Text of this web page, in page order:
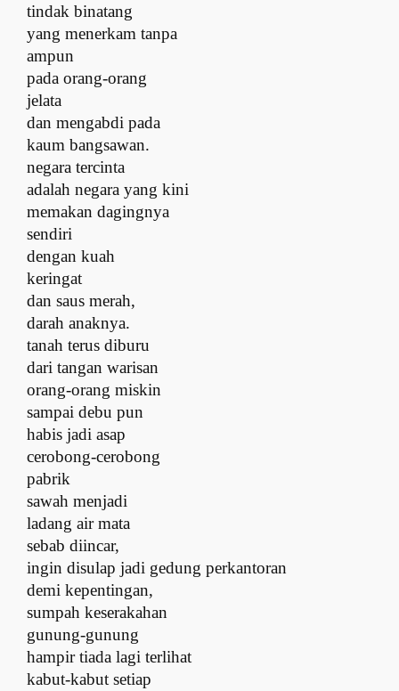
tindak binatang
yang menerkam tanpa
ampun
pada orang-orang
jelata
dan mengabdi pada
kaum bangsawan.
negara tercinta
adalah negara yang kini
memakan dagingnya
sendiri
dengan kuah
keringat
dan saus merah,
darah anaknya.
tanah terus diburu
dari tangan warisan
orang-orang miskin
sampai debu pun
habis jadi asap
cerobong-cerobong
pabrik
sawah menjadi
ladang air mata
sebab diincar,
ingin disulap jadi gedung perkantoran
demi kepentingan,
sumpah keserakahan
gunung-gunung
hampir tiada lagi terlihat
kabut-kabut setiap